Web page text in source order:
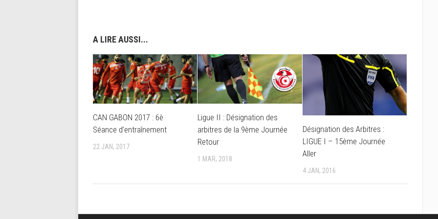
A LIRE AUSSI...
CAN GABON 2017 : 6è
Séance d’entraînement
22 JAN, 2017
Ligue II : Désignation des
arbitres de la 9ème Journée
Retour
1 MAR, 2018
Désignation des Arbitres :
LIGUE I – 15ème Journée
Aller
4 JAN, 2016